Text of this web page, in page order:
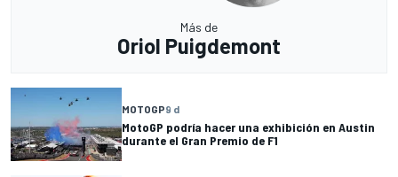
Más de
Oriol Puigdemont
MOTOGP9 d
MotoGP podría hacer una exhibición en Austin
durante el Gran Premio de F1